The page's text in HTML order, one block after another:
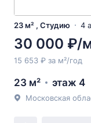
23 м² , Студию 4
30 000 ₽/
15 653 ₽ за м²/год
23 м² этаж 4
Московская